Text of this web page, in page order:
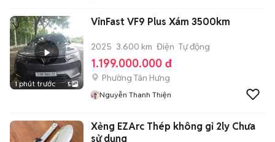
1 phút trước 5
VinFast VF9 Plus Xám 3500km
2025 3.600 km Điện Tự động
1.199.000.000 đ
Phường Tân Hưng
Nguyễn Thanh Thiện
Xẻng EZArc Thép không gỉ 2ly Chưa
sử dụng